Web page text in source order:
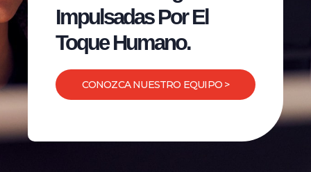
Impulsadas Por El
Toque Humano.
CONOZCA NUESTRO EQUIPO >